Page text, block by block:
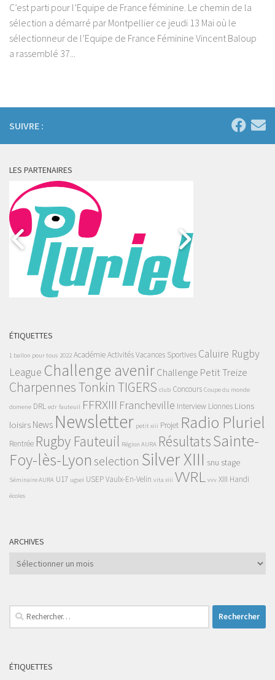
C’est parti pour l’Equipe de France féminine. Le chemin de la
sélection a démarré par Montpellier ce jeudi 13 Mai où le
sélectionneur de l’Equipe de France Féminine Vincent Baloup
a rassemblé 37...
SUIVRE :
LES PARTENAIRES
ÉTIQUETTES
1 ballon pour tous 2022 AcadémieActivités Vacances Sportives Caluire Rugby
League Challenge avenirChallenge Petit Treize
Charpennes Tonkin TIGERS club Concours Coupe du monde
domene DRL edr fauteuil FFRXIII Francheville Interview Lionnes Lions
loisirs News Newsletter petit xiii Projet Radio Pluriel
Rentrée Rugby Fauteuil Région AURA RésultatsSainte-
Foy-lès-Lyon selection Silver XIII snu stage
Séminaire AURA U17 ugsel USEPVaulx-En-Velin vita xiii VVRL vvv XIII Handi
écoles
ARCHIVES
Archives
Rechercher :
ÉTIQUETTES